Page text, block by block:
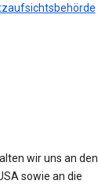
wir uns an den
sowie an die